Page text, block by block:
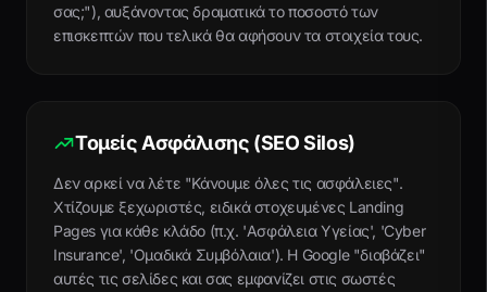
σας;"), αυξάνοντας δραματικά το ποσοστό των
επισκεπτών που τελικά θα αφήσουν τα στοιχεία τους.
Τομείς Ασφάλισης (SEO Silos)
Δεν αρκεί να λέτε "Κάνουμε όλες τις ασφάλειες".
Χτίζουμε ξεχωριστές, ειδικά στοχευμένες Landing
Pages για κάθε κλάδο (π.χ. 'Ασφάλεια Υγείας', 'Cyber
Insurance', 'Ομαδικά Συμβόλαια'). Η Google "διαβάζει"
αυτές τις σελίδες και σας εμφανίζει στις σωστές